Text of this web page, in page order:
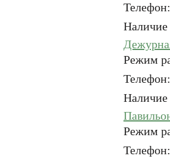
Телефон:
Наличие
Режим
Телефон:
Наличие
Режим
Телефон:
ОТМЕНИТЬ
Email
Email